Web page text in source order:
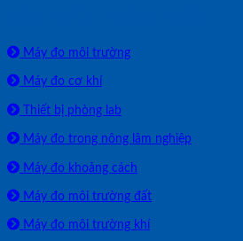
Máy đo môi trường
Máy đo cơ khí
Thiết bị phòng lab
Máy đo trong nông lâm nghiệp
Máy đo khoảng cách
Máy đo môi trường đất
Máy đo môi trường khí